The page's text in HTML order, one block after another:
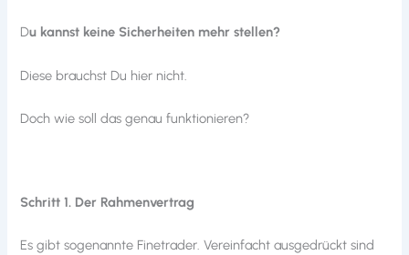
Du kannst keine Sicherheiten mehr stellen?
Diese brauchst Du hier nicht.
Doch wie soll das genau funktionieren?
Schritt 1. Der Rahmenvertrag
Es gibt sogenannte Finetrader. Vereinfacht ausgedrückt sind